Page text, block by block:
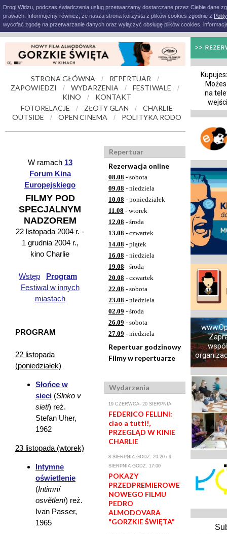
Drogi Widzu, podczas świadczenia usług przetwarzamy dostarczane przez Ciebie dane
prawach. Informujemy również, że nasza strona korzysta z plików cookies zgodnie z
wycofać zgodę na przetwarzanie danych oraz wyłączyć obsługę plików cookies,
STRONA GŁÓWNA / REPERTUAR /
ZAPOWIEDZI / WYDARZENIA / FESTIWALE /
KINO /
KONTAKT
FOTORELACJE
/ ZŁOTY GLAN /
CHARLIE
OUTSIDE
/ OPEN CINEMA / POLITYKA RODO
W ramach 13
Forum Kina
Europejskiego
FILMY POD
SPECJALNYM
NADZOREM
22 listopada 2004 r. -
1 grudnia 2004 r.,
kino Charlie
Wstęp
Program
Festiwal w innych
miastach
PROGRAM
22 listopada
(poniedziałek)
Słońce w
sieci (Slnko v
sieti) reż.
Stefan Uher,
1962
23 listopada (wtorek)
Intymne
oświetlenie
(Intimní
osvětlení) reż.
Ivan Passer,
1965
Repertuar
Rezerwacja online
08.08 - sobota
09.08 - niedziela
10.08 - poniedziałek
11.08 - wtorek
12.08 - środa
13.08 - czwartek
14.08 - piątek
16.08 - niedziela
19.08 - środa
20.08 - czwartek
22.08 - sobota
23.08 - niedziela
02.09 - środa
26.09 - sobota
27.09 - niedziela
Repertuar godzinowy
Filmy w repertuarze
Wydarzenia
19 CZERWCA- 20 SIERPNIA
FEDERICO FELLINI:
ciao a tutti!,
PRZEGLĄD W KINIE
CHARLIE
8 SIERPNIA GODZ. 20:20 i 9
SIERPNIA GODZ. 17:00
POKAZY
PRZEDPREMIEROWE
NOWEGO FILMU
PEDRO
ALMODOVARA
"GORZKIE ŚWIĘTA"
na